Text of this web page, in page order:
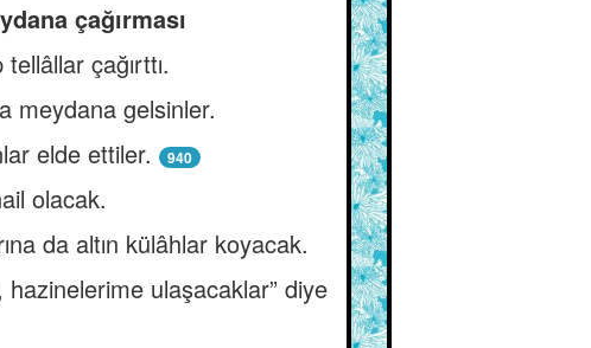
çağırması
çağırttı.
meydana gelsinler.
elde ettiler.
940
olacak.
da altın külâhlar koyacak.
ulaşacaklar” diye